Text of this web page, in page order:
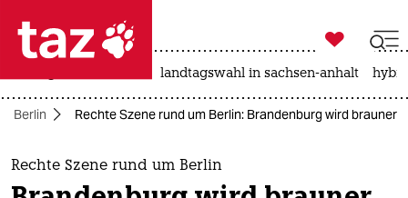
 taz zahl ich
taz zahl ich
themen

taz zahl ich
landtagswahl in sachsen-anhalt
Berlin Rechte Szene rund um Berlin: Brandenburg wird brauner
Rechte Szene rund um Berlin